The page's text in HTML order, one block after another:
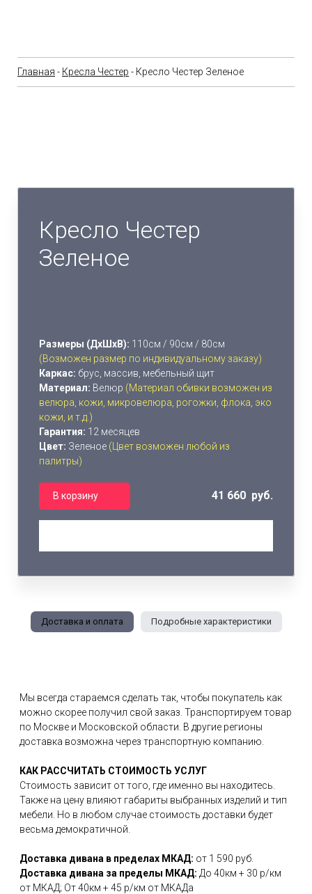
Главная - Кресла Честер - Кресло Честер Зеленое
Кресло Честер
Зеленое
Размеры (ДхШхВ): 110см / 90см / 80см
(Возможен размер по индивидуальному заказу)
Каркас: брус, массив, мебельный щит
Материал: Велюр (Материал обивки возможен из
велюра, кожи, микровелюра, рогожки, флока, эко
кожи, и т.д.)
Гарантия: 12 месяцев
Цвет: Зеленое (Цвет возможен любой из
палитры)
В корзину 41 660 руб.
Доставка и оплата Подробные характеристики
Мы всегда стараемся сделать так, чтобы покупатель как
можно скорее получил свой заказ. Транспортируем товар
по Москве и Московской области. В другие регионы
доставка возможна через транспортную компанию.
КАК РАССЧИТАТЬ СТОИМОСТЬ УСЛУГ
Стоимость зависит от того, где именно вы находитесь.
Также на цену влияют габариты выбранных изделий и тип
мебели. Но в любом случае стоимость доставки будет
весьма демократичной.
Доставка дивана в пределах МКАД: от 1 590 руб.
Доставка дивана за пределы МКАД: До 40км + 30 р/км
от МКАД; От 40км + 45 р/км от МКАДа